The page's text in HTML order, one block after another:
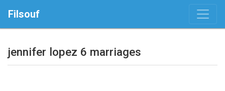
Filsouf
jennifer lopez 6 marriages